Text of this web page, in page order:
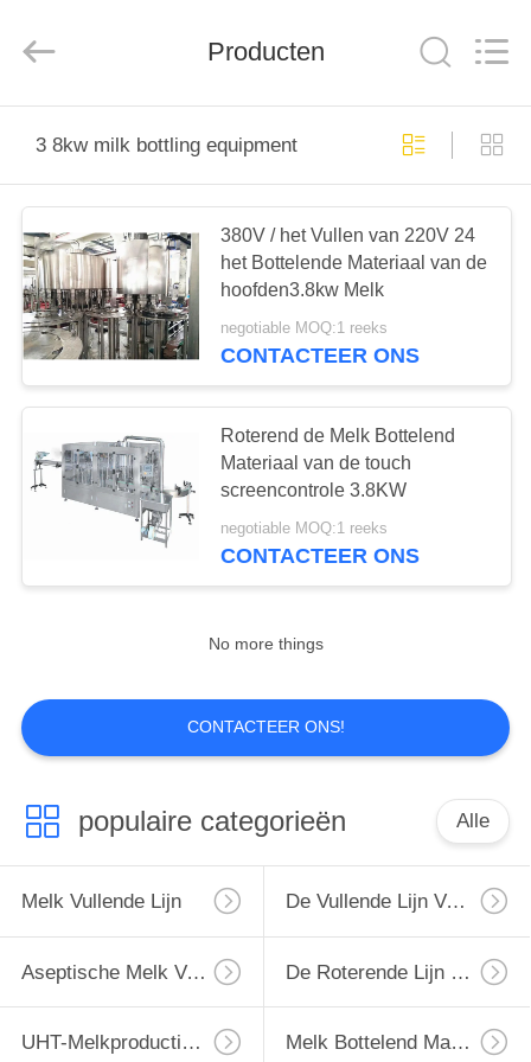
PRODUCTEN
ONGEVEER
ONS
FABRIEKSREIS
KWALITEITSCONTROLE
CONTACTEER
ONS
OM
EEN
CITAAT
SITEMAP
PRIVACY
POLICY
Management
Services
Producten
3 8kw milk bottling equipment
380V / het Vullen van 220V 24
het Bottelende Materiaal van de
hoofden3.8kw Melk
negotiable MOQ:1 reeks
CONTACTEER ONS
Roterend de Melk Bottelend
Materiaal van de touch
screencontrole 3.8KW
negotiable MOQ:1 reeks
CONTACTEER ONS
No more things
CONTACTEER ONS!
populaire categorieën Alle
Melk Vullende Lijn De Vullende Lijn Van De Monoblockmelk
Aseptische Melk Vullende Lijn De Roterende Lijn Van Het Melkflessenvullen
UHT-Melkproductielijn Melk Bottelend Materiaal